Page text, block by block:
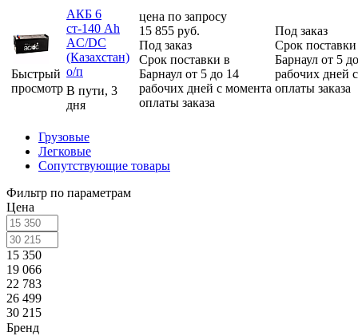
Быстрый
просмотр
АКБ 6
ст-140 Ah
AC/DC
(Казахстан)
о/п
В пути, 3
дня
цена по запросу
15 855 руб.
Под заказ
Срок поставки в
Барнаул от 5 до 14
рабочих дней с момента
оплаты заказа
Под заказ
Срок
Барнаул от 5
рабочих дней
оплаты заказа
Грузовые
Легковые
Сопутствующие товары
Фильтр по параметрам
Цена
15 350
19 066
22 783
26 499
30 215
Бренд